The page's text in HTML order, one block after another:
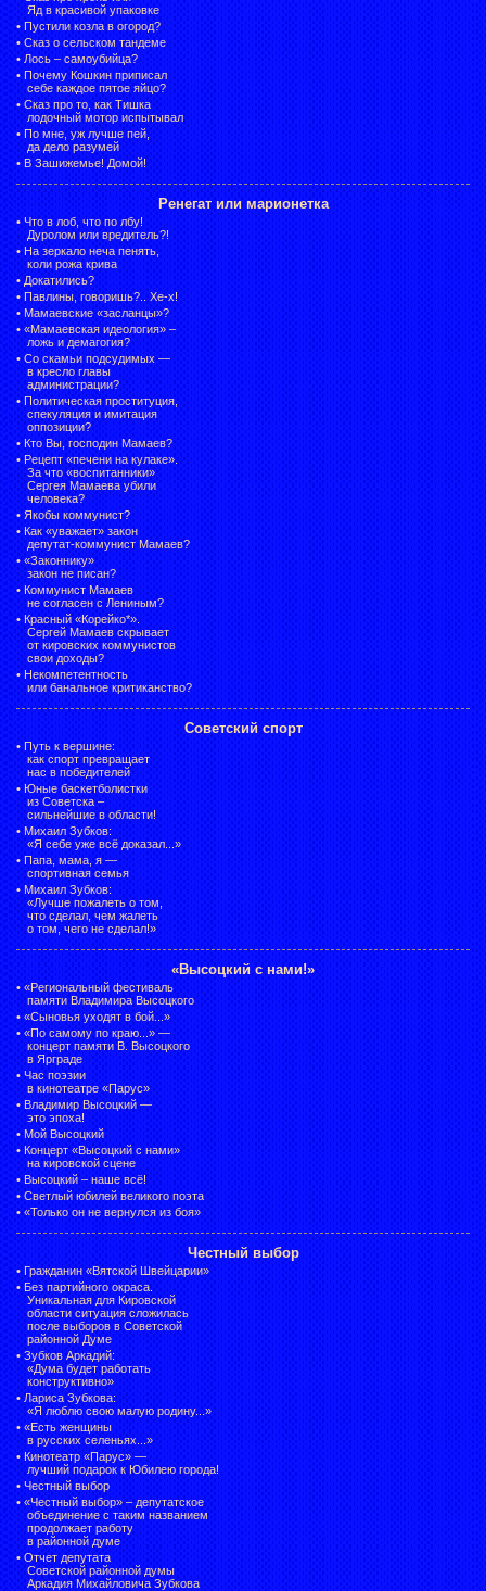
Яд в красивой упаковке
• Пустили козла в огород?
• Сказ о сельском тандеме
• Лось – самоубийца?
• Почему Кошкин приписал
себе каждое пятое яйцо?
• Сказ про то, как Тишка
лодочный мотор испытывал
• По мне, уж лучше пей,
да дело разумей
• В Зашижемье! Домой!
Ренегат или марионетка
• Что в лоб, что по лбу!
Дуролом или вредитель?!
• На зеркало неча пенять,
коли рожа крива
• Докатились?
• Павлины, говоришь?.. Хе-х!
• Мамаевские «засланцы»?
• «Мамаевская идеология» –
ложь и демагогия?
• Со скамьи подсудимых —
в кресло главы
администрации?
• Политическая проституция,
спекуляция и имитация
оппозиции?
• Кто Вы, господин Мамаев?
• Рецепт «печени на кулаке».
За что «воспитанники»
Сергея Мамаева убили
человека?
• Якобы коммунист?
• Как «уважает» закон
депутат-коммунист Мамаев?
• «Законнику»
закон не писан?
• Коммунист Мамаев
не согласен с Лениным?
• Красный «Корейко*».
Сергей Мамаев скрывает
от кировских коммунистов
свои доходы?
• Некомпетентность
или банальное критиканство?
Советский спорт
• Путь к вершине:
как спорт превращает
нас в победителей
• Юные баскетболистки
из Советска –
сильнейшие в области!
• Михаил Зубков:
«Я себе уже всё доказал...»
• Папа, мама, я —
спортивная семья
• Михаил Зубков:
«Лучше пожалеть о том,
что сделал, чем жалеть
о том, чего не сделал!»
«Высоцкий с нами!»
• «Региональный фестиваль
памяти Владимира Высоцкого
• «Сыновья уходят в бой...»
• «По самому по краю...» —
концерт памяти В. Высоцкого
в Ярграде
• Час поэзии
в кинотеатре «Парус»
• Владимир Высоцкий —
это эпоха!
• Мой Высоцкий
• Концерт «Высоцкий с нами»
на кировской сцене
• Высоцкий – наше всё!
• Светлый юбилей великого поэта
• «Только он не вернулся из боя»
Честный выбор
• Гражданин «Вятской Швейцарии»
• Без партийного окраса.
Уникальная для Кировской
области ситуация сложилась
после выборов в Советской
районной Думе
• Зубков Аркадий:
«Дума будет работать
конструктивно»
• Лариса Зубкова:
«Я люблю свою малую родину...»
• «Есть женщины
в русских селеньях...»
• Кинотеатр «Парус» —
лучший подарок к Юбилею города!
• Честный выбор
• «Честный выбор» – депутатское
объединение с таким названием
продолжает работу
в районной думе
• Отчет депутата
Советской районной думы
Аркадия Михайловича Зубкова